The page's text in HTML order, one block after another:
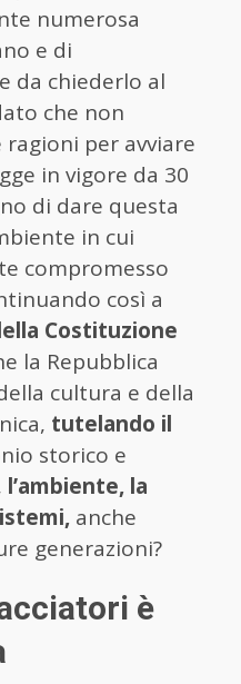
numerosa
e di
da chiederlo al
che non
per avviare
in vigore da 30
di dare questa
in cui
compromesso
così a
Costituzione
la Repubblica
cultura e della
tutelando il
storico e
l’ambiente, la
anche
generazioni?
è